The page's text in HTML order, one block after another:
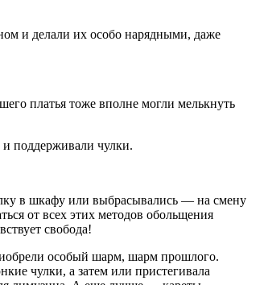
и делали их особо нарядными, даже
платья тоже вполне могли мелькнуть
поддерживали чулки.
в шкафу или выбрасывались — на смену
от всех этих методов обольщения
свобода!
особый шарм, шарм прошлого.
чулки, а затем или пристегивала